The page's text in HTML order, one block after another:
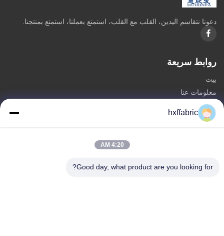
دعونا نتقاسم اليدين، القلب مع القلب، استمتع بعملنا، استمتع بمنتجنا.
روابط سريعة
بيت
معلومات عنا
المنتجات
اتصل بنا
hxffabric
4:20 AM
Good day, what product are you looking for?